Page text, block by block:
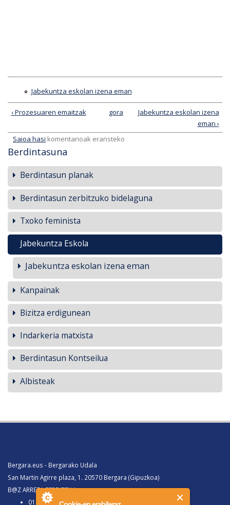
Jabekuntza eskolan izena eman
‹ Prozesuaren emaitzak gora
Jabekuntza eskolan izena
eman ›
Saioa hasi komentarioak eransteko
Berdintasuna
Berdintasun planak
Berdintasun zerbitzuko bidelaguna
Txoko feminista
Jabekuntza Eskola
Jabekuntza eskolan izena eman
Kanpainak
Bizitza erdigunean
Indarkeria matxista
Berdintasun Kontseilua
Albisteak
Bergara.eus - Bergarako Udala
San Martin Agirre plaza, 1. 20570 Bergara (Gipuzkoa)
B@Z ARRETA ZERBITZUA:
010, Bergaratik deituz gero